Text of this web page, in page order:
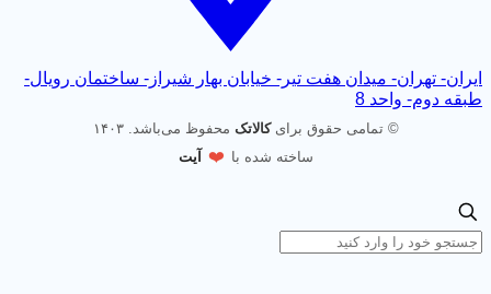
تهران- میدان هفت تیر- خیابان بهار شیراز- ساختمان رویال-
دوم- واحد 8
© تمامی حقوق برای کالاتکمحفوظ می‌باشد. ۱۴۰۳
ساخته شده با❤️ آیت